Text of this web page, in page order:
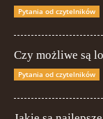
Pytania od czytelników
Czy możliwe są
Pytania od czytelników